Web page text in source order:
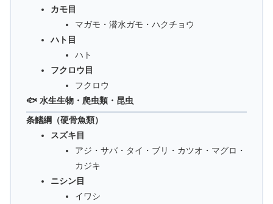
カモ目
マガモ・潜水ガモ・ハクチョウ
ハト目
ハト
フクロウ目
フクロウ
🐟 水生生物・爬虫類・昆虫
条鰭綱（硬骨魚類）
スズキ目
アジ・サバ・タイ・ブリ・カツオ・マグロ・
カジキ
ニシン目
イワシ